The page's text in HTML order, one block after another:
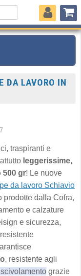
DA LAVORO IN
traspiranti e
leggerissime,
500 gr! Le nuove
da lavoro Schiavio
prodotte dalla Cofra,
e calzature
e sicurezza,
, resistente agli
grazie